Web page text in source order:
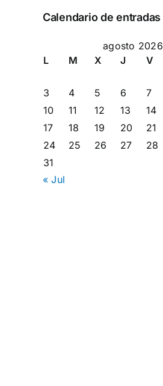
Calendario de entradas
agosto 2026
L
M X J V
3
4 5 6 7
10
11 12 13 14
17
18 19 20 21
24
25 26 27 28
31
« Jul